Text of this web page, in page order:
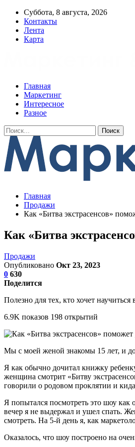
Суббота, 8 августа, 2026
Контакты
Лента
Карта
Главная
Маркетинг
Интересное
Разное
Главная
Продажи
Как «Битва экстрасенсов»
Как «Битва
Продажи
Опубликовано Окт 23, 2023
0 630
Поделится
Полезно для тех, кто хочет
6.9K показов 198 открытий
Мы с моей женой знакомы 15 лет, и
Я как обычно дочитал книжку
женщина смотрит «Битву
говорили о родовом проклятии и
Я попытался посмотреть это шоу как
вечер я не выдержал и ушел спать.
смотреть. На 5-й день я, как
Оказалось, что шоу построено на